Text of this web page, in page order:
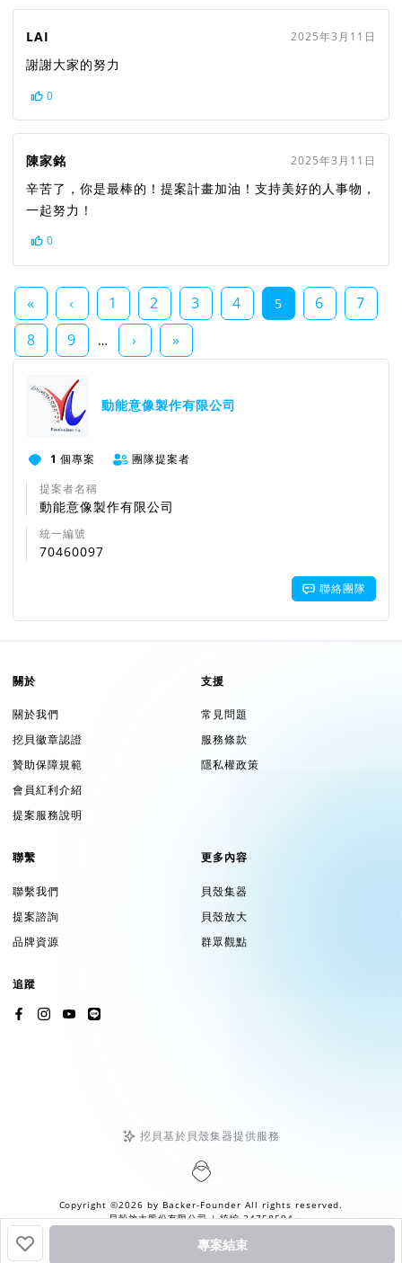
專案結束
LAI 2025年3月11日
謝謝大家的努力
0
陳家銘 2025年3月11日
辛苦了，你是最棒的！提案計畫加油！支持美好的人事物，
一起努力！
0
« ‹ 1 2 3 4 5 6
7
8
9 … › »
動能意像製作有限公司
1 個專案
團隊提案者
提案者名稱
動能意像製作有限公司
統一編號
70460097
聯絡團隊
關於
關於我們
挖貝徽章認證
贊助保障規範
會員紅利介紹
提案服務說明
支援
常見問題
服務條款
隱私權政策
聯繫
聯繫我們
提案諮詢
品牌資源
更多內容
貝殼集器
貝殼放大
群眾觀點
追蹤
挖貝基於貝殼集器提供服務
Copyright ©2026 by Backer-Founder All rights reserved.
貝殼放大股份有限公司| 統編 24758594